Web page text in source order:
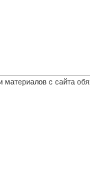
материалов с сайта